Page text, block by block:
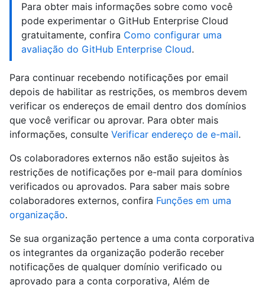
Para obter mais informações sobre como você
pode experimentar o GitHub Enterprise Cloud
gratuitamente, confira Como configurar uma
avaliação do GitHub Enterprise Cloud.
Para continuar recebendo notificações por email
depois de habilitar as restrições, os membros devem
verificar os endereços de email dentro dos domínios
que você verificar ou aprovar. Para obter mais
informações, consulte Verificar endereço de e-mail.
Os colaboradores externos não estão sujeitos às
restrições de notificações por e-mail para domínios
verificados ou aprovados. Para saber mais sobre
colaboradores externos, confira Funções em uma
organização.
Se sua organização pertence a uma conta corporativa
os integrantes da organização poderão receber
notificações de qualquer domínio verificado ou
aprovado para a conta corporativa, Além de